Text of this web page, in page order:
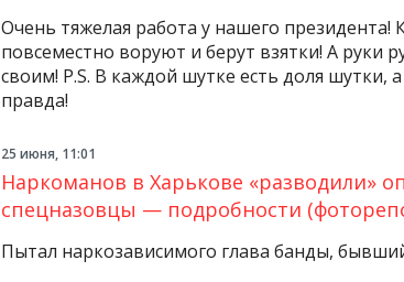
Очень тяжелая работа у нашего президента!
повсеместно воруют и берут взятки! А руки
своим! P.S. В каждой шутке есть доля шутки,
правда!
25 июня, 11:01
Наркоманов в Харькове «разводили»
спецназовцы — подробности
Пытал наркозависимого глава банды,